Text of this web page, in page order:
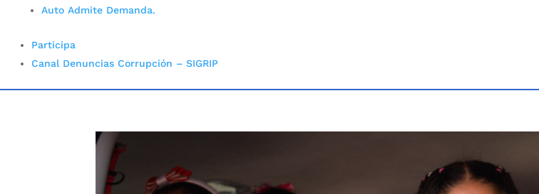
Auto Admite Demanda.
Participa
Canal Denuncias Corrupción – SIGRIP